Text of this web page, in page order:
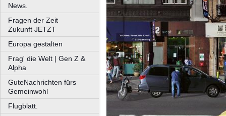
News.
Fragen der Zeit
Zukunft JETZT
Europa gestalten
Frag' die Welt | Gen Z &
Alpha
GuteNachrichten fürs
Gemeinwohl
Flugblatt.